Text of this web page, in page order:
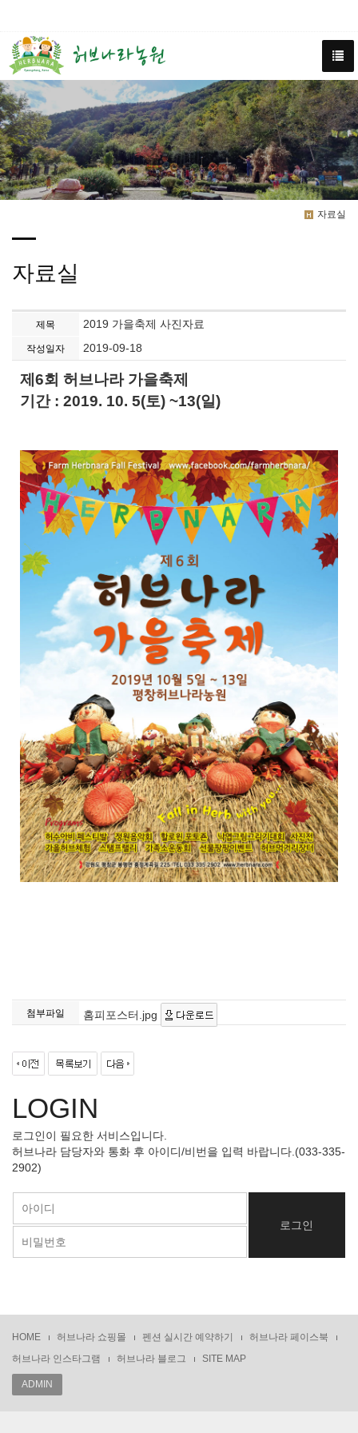
자료실
자료실
제목 2019 가을축제 사진자료
작성일자 2019-09-18
제6회 허브나라 가을축제
기간 : 2019. 10. 5(토) ~13(일)
첨부파일 홈피포스터.jpg
LOGIN
로그인이 필요한 서비스입니다.
허브나라 담당자와 통화 후 아이디/비번을 입력 바랍니다.(033-335-
2902)
HOME 허브나라 쇼핑몰 펜션 실시간 예약하기
허브나라 페이스북
허브나라 인스타그램
허브나라 블로그 SITE MAP
ADMIN